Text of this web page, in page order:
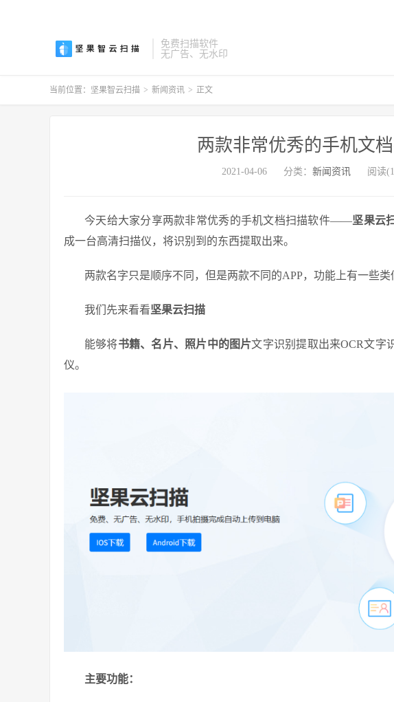
免费扫描软件
无广告、无水印
当前位置： 坚果智云扫描 > 新闻资讯 > 正文
两款非常优秀的手机文
2021-04-06 分类： 新闻资讯 阅读
今天给大家分享两款非常优秀的手机文档扫描软件——坚果云
成一台高清扫描仪，将识别到的东西提取出来。
两款名字只是顺序不同，但是两款不同的APP，功能上有一些类
我们先来看看坚果云扫描
能够将书籍、名片、照片中的图片文字识别提取出来OCR文字
仪。
主要功能：